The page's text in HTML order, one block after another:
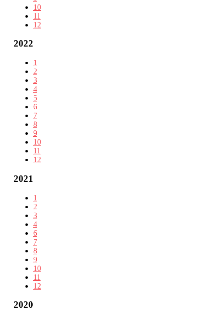
10
11
12
2022
1
2
3
4
5
6
7
8
9
10
11
12
2021
1
2
3
4
6
7
8
9
10
11
12
2020